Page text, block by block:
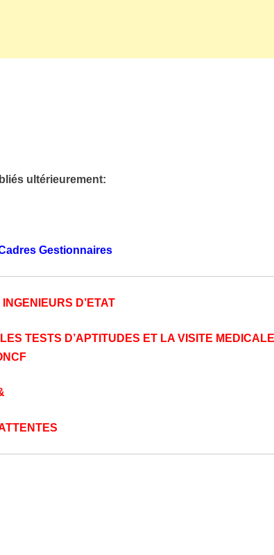
ultérieurement:
Gestionnaires
D’ETAT
TESTS D’APTITUDES ET LA VISITE MEDICALE